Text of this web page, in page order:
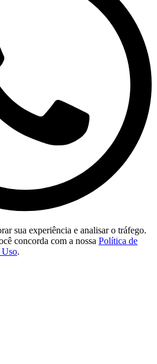
sua experiência e analisar o tráfego.
concorda com a nossa Política de
Uso.